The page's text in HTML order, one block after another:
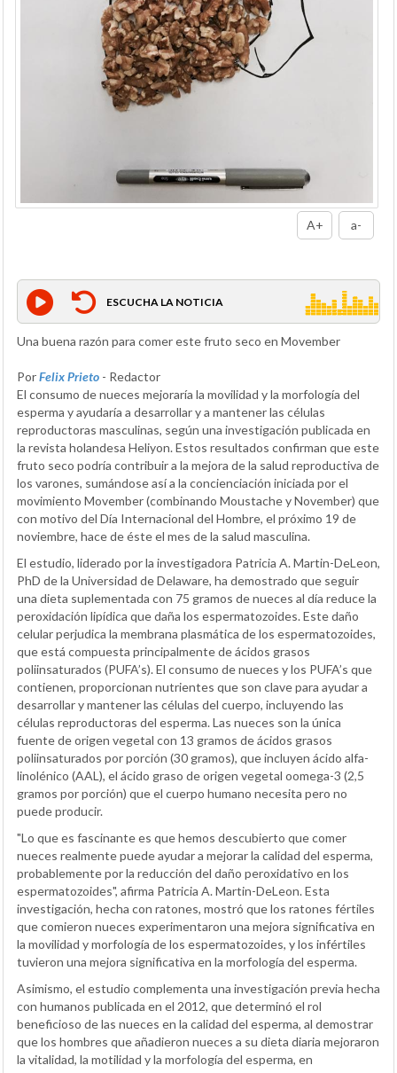
A+ a-
ESCUCHA LA NOTICIA
Una buena razón para comer este fruto seco en Movember
PorFelix Prieto - Redactor
El consumo de nueces mejoraría la movilidad y la morfología del
esperma y ayudaría a desarrollar y a mantener las células
reproductoras masculinas, según una investigación publicada en
la revista holandesa Heliyon. Estos resultados confirman que este
fruto seco podría contribuir a la mejora de la salud reproductiva de
los varones, sumándose así a la concienciación iniciada por el
movimiento Movember (combinando Moustache y November) que
con motivo del Día Internacional del Hombre, el próximo 19 de
noviembre, hace de éste el mes de la salud masculina.
El estudio, liderado por la investigadora Patricia A. Martin-DeLeon,
PhD de la Universidad de Delaware, ha demostrado que seguir
una dieta suplementada con 75 gramos de nueces al día reduce la
peroxidación lipídica que daña los espermatozoides. Este daño
celular perjudica la membrana plasmática de los espermatozoides,
que está compuesta principalmente de ácidos grasos
poliinsaturados (PUFA’s). El consumo de nueces y los PUFA’s que
contienen, proporcionan nutrientes que son clave para ayudar a
desarrollar y mantener las células del cuerpo, incluyendo las
células reproductoras del esperma. Las nueces son la única
fuente de origen vegetal con 13 gramos de ácidos grasos
poliinsaturados por porción (30 gramos), que incluyen ácido alfa-
linolénico (AAL), el ácido graso de origen vegetal oomega-3 (2,5
gramos por porción) que el cuerpo humano necesita pero no
puede producir.
"Lo que es fascinante es que hemos descubierto que comer
nueces realmente puede ayudar a mejorar la calidad del esperma,
probablemente por la reducción del daño peroxidativo en los
espermatozoides", afirma Patricia A. Martin-DeLeon. Esta
investigación, hecha con ratones, mostró que los ratones fértiles
que comieron nueces experimentaron una mejora significativa en
la movilidad y morfología de los espermatozoides, y los infértiles
tuvieron una mejora significativa en la morfología del esperma.
Asimismo, el estudio complementa una investigación previa hecha
con humanos publicada en el 2012, que determinó el rol
beneficioso de las nueces en la calidad del esperma, al demostrar
que los hombres que añadieron nueces a su dieta diaria mejoraron
la vitalidad, la motilidad y la morfología del esperma, en